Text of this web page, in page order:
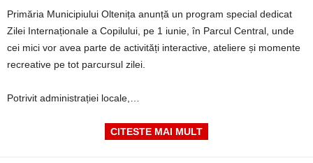
Primăria Municipiului Oltenița anunță un program special dedicat
Zilei Internaționale a Copilului, pe 1 iunie, în Parcul Central, unde
cei mici vor avea parte de activități interactive, ateliere și momente
recreative pe tot parcursul zilei.
Potrivit administrației locale,…
CITESTE MAI MULT